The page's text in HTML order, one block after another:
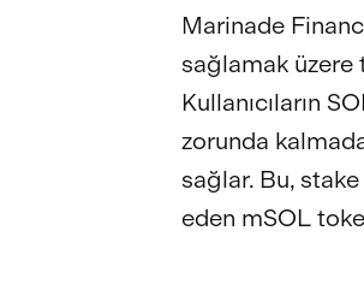
Marinade
sağlamak üzere
Kullanıcıların
zorunda
sağlar. Bu,
eden mSOL